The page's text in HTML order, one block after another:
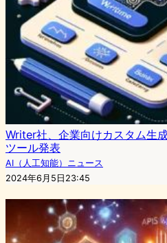
Writer社、企業向けカスタム生
ツール発表
AI（人工知能）ニュース
2024年6月5日23:45